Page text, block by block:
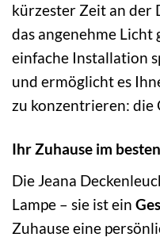
kürzester Zeit an der
das angenehme Licht
einfache Installation
und ermöglicht es
zu konzentrieren: die
Ihr Zuhause im
Die Jeana
Lampe – sie ist ein
Zuhause eine